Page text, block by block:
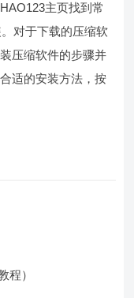
主页找到常
对于下载的压缩软
压缩软件的步骤并
适的安装方法，按
程）